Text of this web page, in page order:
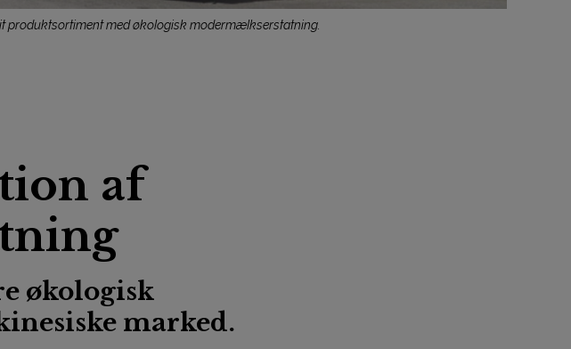
produktsortiment med økologisk modermælkserstatning.
af
økologisk
marked.